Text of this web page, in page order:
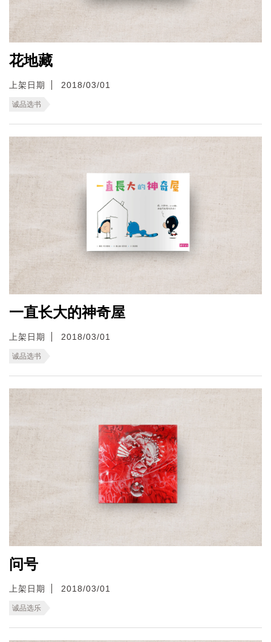
花地藏
上架日期 2018/03/01
诚品选书
一直长大的神奇屋
上架日期 2018/03/01
诚品选书
问号
上架日期 2018/03/01
诚品选乐